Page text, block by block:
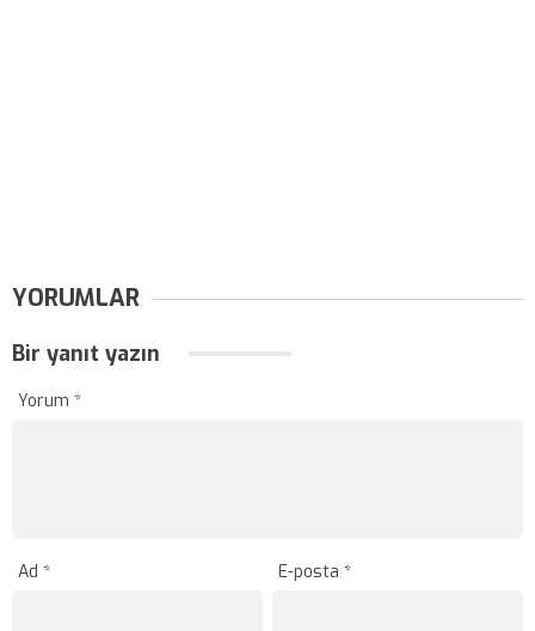
YORUMLAR
Bir yanıt yazın
Yorum *
Ad * E-posta*